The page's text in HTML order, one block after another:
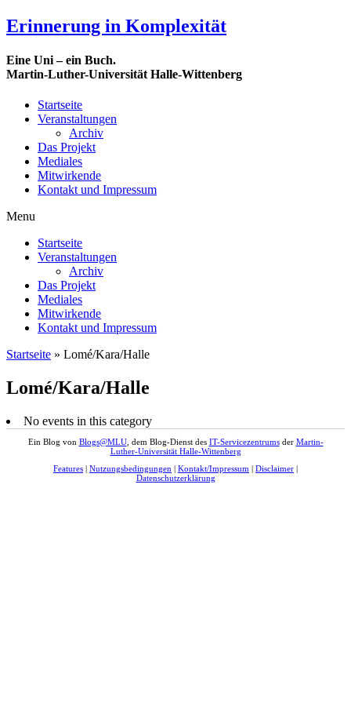
Erinnerung in Komplexität
Eine Uni – ein Buch.
Martin-Luther-Universität Halle-Wittenberg
Startseite
Veranstaltungen
Archiv
Das Projekt
Mediales
Mitwirkende
Kontakt und Impressum
Menu
Startseite
Veranstaltungen
Archiv
Das Projekt
Mediales
Mitwirkende
Kontakt und Impressum
Startseite » Lomé/Kara/Halle
Lomé/Kara/Halle
No events in this category
Ein Blog von Blogs@MLU, dem Blog-Dienst des IT-Servicezentrumsder Martin-
Luther-Universität Halle-Wittenberg
Features
Nutzungsbedingungen Kontakt/Impressum Disclaimer
Datenschutzerklärung